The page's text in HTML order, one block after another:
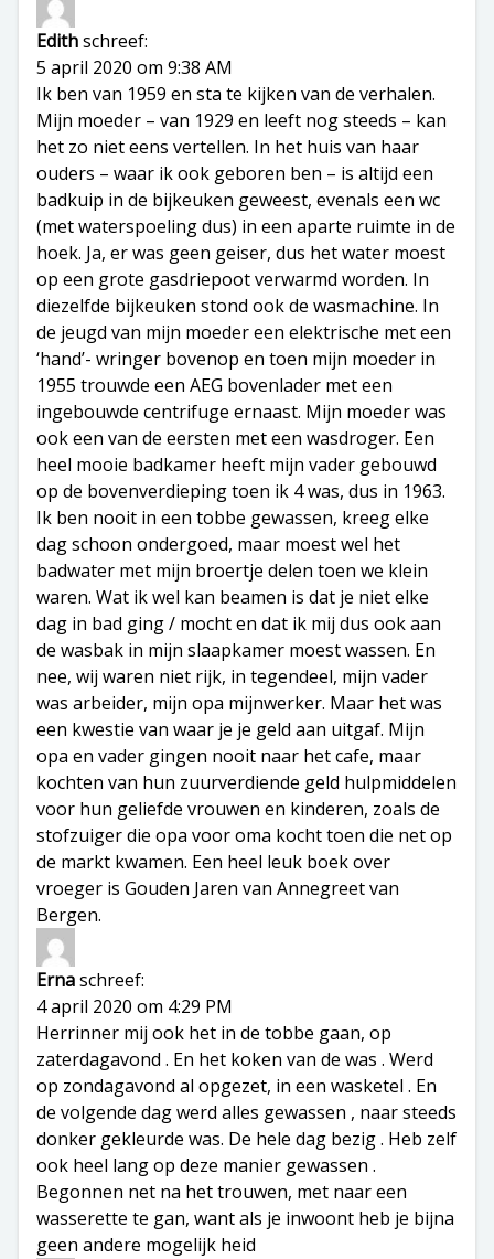
Edithschreef:
5 april 2020 om 9:38 AM
Ik ben van 1959 en sta te kijken van de verhalen.
Mijn moeder – van 1929 en leeft nog steeds – kan
het zo niet eens vertellen. In het huis van haar
ouders – waar ik ook geboren ben – is altijd een
badkuip in de bijkeuken geweest, evenals een wc
(met waterspoeling dus) in een aparte ruimte in de
hoek. Ja, er was geen geiser, dus het water moest
op een grote gasdriepoot verwarmd worden. In
diezelfde bijkeuken stond ook de wasmachine. In
de jeugd van mijn moeder een elektrische met een
‘hand’- wringer bovenop en toen mijn moeder in
1955 trouwde een AEG bovenlader met een
ingebouwde centrifuge ernaast. Mijn moeder was
ook een van de eersten met een wasdroger. Een
heel mooie badkamer heeft mijn vader gebouwd
op de bovenverdieping toen ik 4 was, dus in 1963.
Ik ben nooit in een tobbe gewassen, kreeg elke
dag schoon ondergoed, maar moest wel het
badwater met mijn broertje delen toen we klein
waren. Wat ik wel kan beamen is dat je niet elke
dag in bad ging / mocht en dat ik mij dus ook aan
de wasbak in mijn slaapkamer moest wassen. En
nee, wij waren niet rijk, in tegendeel, mijn vader
was arbeider, mijn opa mijnwerker. Maar het was
een kwestie van waar je je geld aan uitgaf. Mijn
opa en vader gingen nooit naar het cafe, maar
kochten van hun zuurverdiende geld hulpmiddelen
voor hun geliefde vrouwen en kinderen, zoals de
stofzuiger die opa voor oma kocht toen die net op
de markt kwamen. Een heel leuk boek over
vroeger is Gouden Jaren van Annegreet van
Bergen.
Ernaschreef:
4 april 2020 om 4:29 PM
Herrinner mij ook het in de tobbe gaan, op
zaterdagavond . En het koken van de was . Werd
op zondagavond al opgezet, in een wasketel . En
de volgende dag werd alles gewassen , naar steeds
donker gekleurde was. De hele dag bezig . Heb zelf
ook heel lang op deze manier gewassen .
Begonnen net na het trouwen, met naar een
wasserette te gan, want als je inwoont heb je bijna
geen andere mogelijk heid